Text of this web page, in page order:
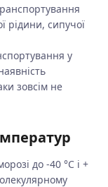
рідини, сипучої
у
зовсім не
до -40 °C і +